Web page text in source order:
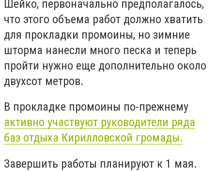
Шейко, первоначально предполагалось,
что этого объема работ должно хватить
для прокладки промоины, но зимние
шторма нанесли много песка и теперь
пройти нужно еще дополнительно около
двухсот метров.
В прокладке промоины по-прежнему
активно участвуют руководители ряда
баз отдыха Кирилловской громады.
Завершить работы планируют к 1 мая.